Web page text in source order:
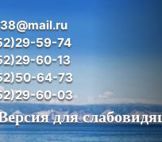
59-74
60-13
64-73
60-03
для